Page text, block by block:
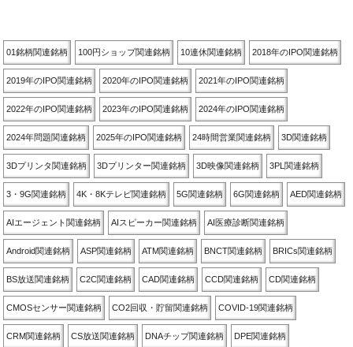
01銘柄関連銘柄 100円ショップ関連銘柄 10連休関連銘柄 2018年のIPO関連銘柄
2019年のIPO関連銘柄 2020年のIPO関連銘柄 2021年のIPO関連銘柄
2022年のIPO関連銘柄 2023年のIPO関連銘柄 2024年のIPO関連銘柄
2024年問題関連銘柄 2025年のIPO関連銘柄 24時間営業関連銘柄 3D関連銘柄
3Dプリンタ関連銘柄 3Dプリンター関連銘柄 3D映像関連銘柄 3PL関連銘柄
3・9G関連銘柄 4K・8Kテレビ関連銘柄 5G関連銘柄 6G関連銘柄 AED関連銘柄
AIエージェント関連銘柄 AIスピーカー関連銘柄 AI医療診断関連銘柄
Android関連銘柄 ASP関連銘柄 ATM関連銘柄 BNCT関連銘柄 BRICs関連銘柄
BS放送関連銘柄 C2C関連銘柄 CAD関連銘柄 CCD関連銘柄 CD関連銘柄
CMOSセンサー関連銘柄 CO2回収・貯留関連銘柄 COVID-19関連銘柄
CRM関連銘柄 CS放送関連銘柄 DNAチップ関連銘柄 DPE関連銘柄